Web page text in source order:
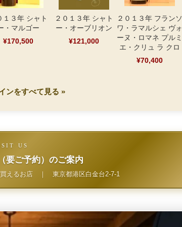
１３年 シャト
・マルゴー
¥170,500
２０１３年 シャト
ー・オーブリオン
¥121,000
２０１３年 フランソ
ワ・ラマルシェ ヴォ
ーヌ・ロマネ プルミ
エ・クリュ ラ クロ
¥70,400
ンをすべて見る »
US
要ご予約）のご案内
えるお店｜ 東京都港区白金台2-7-1